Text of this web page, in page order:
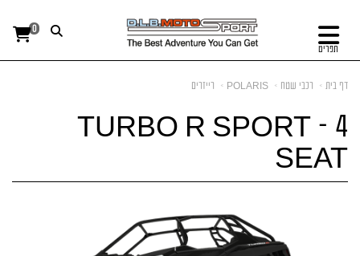
תפריט
0
דף בית רכבי שטח POLARIS רייזרים
TURBO R SPORT – 4
SEAT